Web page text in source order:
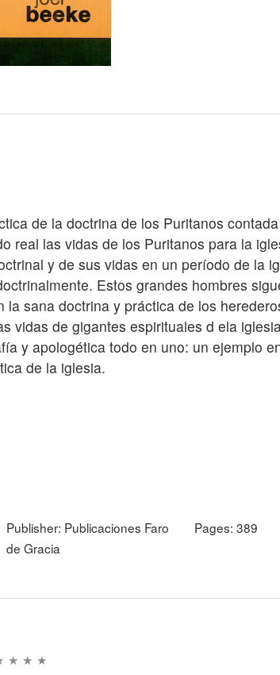
de la doctrina de los Puritanos
real las vidas de los Puritanos para la
y de sus vidas en un período de la
Estos grandes hombres
la sana doctrina y práctica de los
vidas de gigantes espirituales d ela
y apologética todo en uno: un ejemplo
de la iglesia.
Publisher: Publicaciones Faro
de Gracia
Pages: 389